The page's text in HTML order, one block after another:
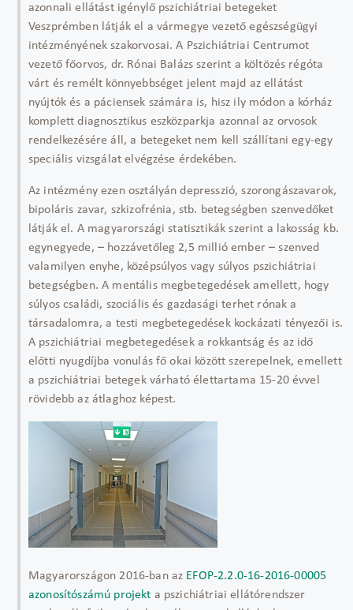
azonnali ellátást igénylő pszichiátriai betegeket
Veszprémben látják el a vármegye vezető egészségügyi
intézményének szakorvosai. A Pszichiátriai Centrumot
vezető főorvos, dr. Rónai Balázs szerint a költözés régóta
várt és remélt könnyebbséget jelent majd az ellátást
nyújtók és a páciensek számára is, hisz ily módon a kórház
komplett diagnosztikus eszközparkja azonnal az orvosok
rendelkezésére áll, a betegeket nem kell szállítani egy-egy
speciális vizsgálat elvégzése érdekében.
Az intézmény ezen osztályán depresszió, szorongászavarok,
bipoláris zavar, szkizofrénia, stb. betegségben szenvedőket
látják el. A magyarországi statisztikák szerint a lakosság kb.
egynegyede, – hozzávetőleg 2,5 millió ember – szenved
valamilyen enyhe, középsúlyos vagy súlyos pszichiátriai
betegségben. A mentális megbetegedések amellett, hogy
súlyos családi, szociális és gazdasági terhet rónak a
társadalomra, a testi megbetegedések kockázati tényezői is.
A pszichiátriai megbetegedések a rokkantság és az idő
előtti nyugdíjba vonulás fő okai között szerepelnek, emellett
a pszichiátriai betegek várható élettartama 15-20 évvel
rövidebb az átlaghoz képest.
Magyarországon 2016-ban az EFOP-2.2.0-16-2016-00005
azonosítószámú projekt a pszichiátriai ellátórendszer